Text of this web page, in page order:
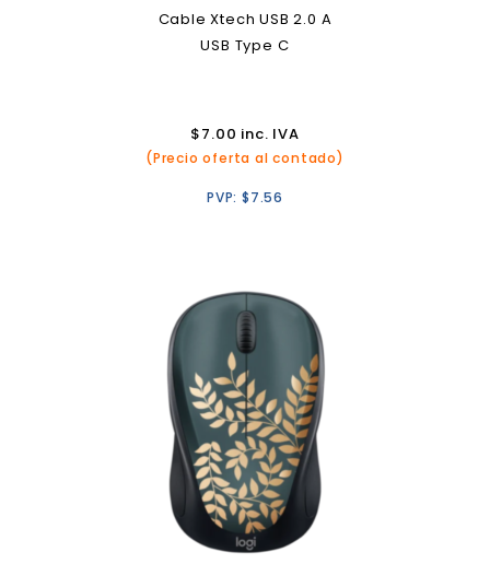
Cable Xtech USB 2.0 A
USB Type C
$7.00 inc. IVA
(Precio oferta al contado)
PVP: $7.56